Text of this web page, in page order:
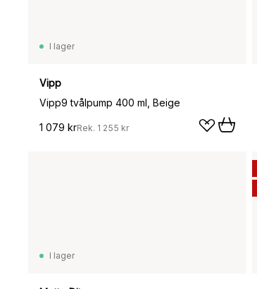
I lager
Vipp
Vipp9 tvålpump 400 ml, Beige
1 079 krRek. 1 255 kr
I lager